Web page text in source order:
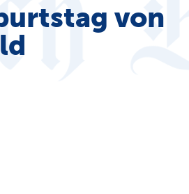
von